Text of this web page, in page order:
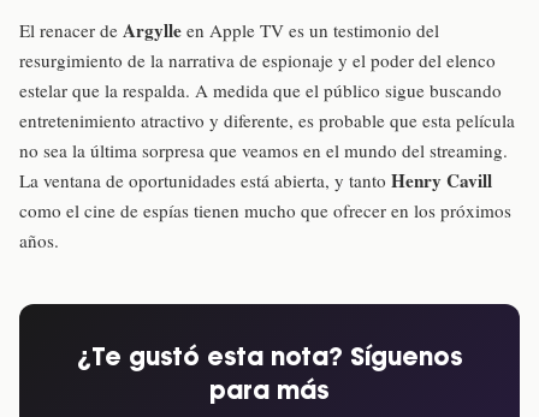
El renacer de Argylle en Apple TV es un testimonio del
resurgimiento de la narrativa de espionaje y el poder del elenco
estelar que la respalda. A medida que el público sigue buscando
entretenimiento atractivo y diferente, es probable que esta película
no sea la última sorpresa que veamos en el mundo del streaming.
La ventana de oportunidades está abierta, y tanto Henry Cavill
como el cine de espías tienen mucho que ofrecer en los próximos
años.
¿Te gustó esta nota? Síguenos
para más